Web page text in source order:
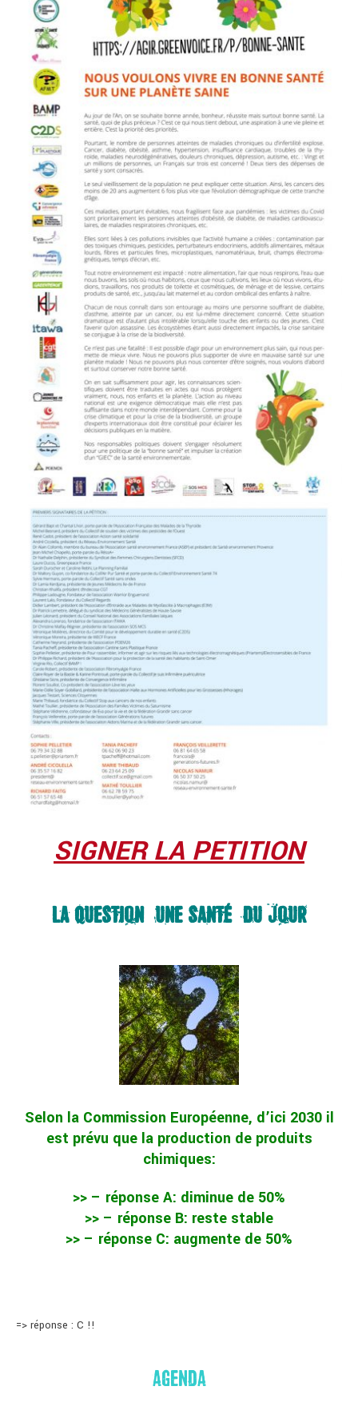
SIGNER LA PETITION
LA QUESTION « UNE SANTÉ » DU JOUR
Selon la Commission Européenne, d’ici 2030 il
est prévu que la production de produits
chimiques:
>> – réponse A: diminue de 50%
>> – réponse B: reste stable
>> – réponse C: augmente de 50%
=> réponse : C !!
AGENDA